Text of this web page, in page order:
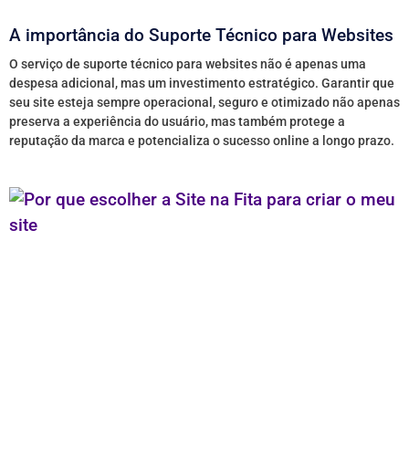
A importância do Suporte Técnico para Websites
O serviço de suporte técnico para websites não é apenas uma
despesa adicional, mas um investimento estratégico. Garantir que
seu site esteja sempre operacional, seguro e otimizado não apenas
preserva a experiência do usuário, mas também protege a
reputação da marca e potencializa o sucesso online a longo prazo.